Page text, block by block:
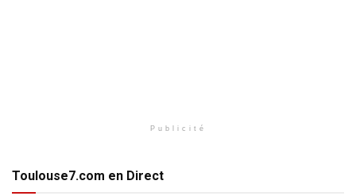
Publicité
Toulouse7.com en Direct